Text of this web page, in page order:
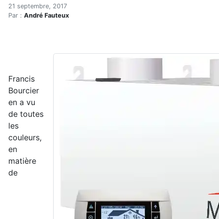
Accueil
Articles
Pourquoi Bourcier Ventilation préfère parfois le
Pourquoi Bourcier
21 septembre, 2017
Par : André Fauteux
Francis
Bourcier
en a vu
de toutes
les
couleurs,
en
matière
de